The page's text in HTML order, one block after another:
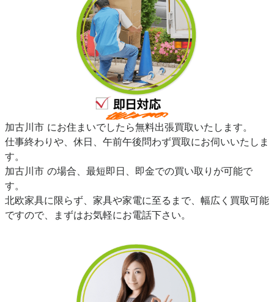
加古川市 にお住まいでしたら無料出張買取いたします。
仕事終わりや、休日、午前午後問わず買取にお伺いいたしま
す。
加古川市 の場合、最短即日、即金での買い取りが可能で
す。
北欧家具に限らず、家具や家電に至るまで、幅広く買取可能
ですので、まずはお気軽にお電話下さい。